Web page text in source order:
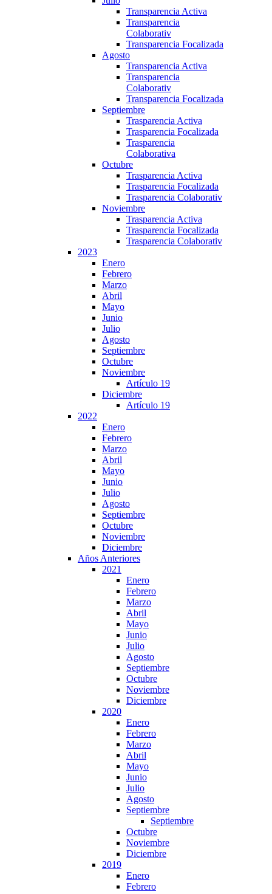
Transparencia Activa
Transparencia
Colaborativ
Transparencia Focalizada
Agosto
Transparencia Activa
Transparencia
Colaborativ
Transparencia Focalizada
Septiembre
Trasparencia Activa
Trasparencia Focalizada
Trasparencia
Colaborativa
Octubre
Trasparencia Activa
Trasparencia Focalizada
Trasparencia Colaborativ
Noviembre
Trasparencia Activa
Trasparencia Focalizada
Trasparencia Colaborativ
2023
Enero
Febrero
Marzo
Abril
Mayo
Junio
Julio
Agosto
Septiembre
Octubre
Noviembre
Artículo 19
Diciembre
Artículo 19
2022
Enero
Febrero
Marzo
Abril
Mayo
Junio
Julio
Agosto
Septiembre
Octubre
Noviembre
Diciembre
Años Anteriores
2021
Enero
Febrero
Marzo
Abril
Mayo
Junio
Julio
Agosto
Septiembre
Octubre
Noviembre
Diciembre
2020
Enero
Febrero
Marzo
Abril
Mayo
Junio
Julio
Agosto
Septiembre
Septiembre
Octubre
Noviembre
Diciembre
2019
Enero
Febrero